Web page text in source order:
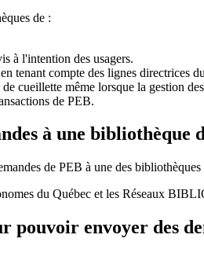
de :
à l'intention des usagers.
tenant compte des lignes directrices du
cueillette même lorsque la gestion
de PEB.
à une bibliothèque
de PEB à une des
du Québec et les Réseaux
pouvoir envoyer des